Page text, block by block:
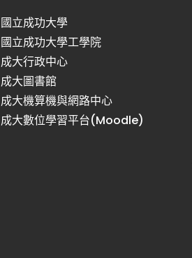
國立成功大學
國立成功大學工學院
成大行政中心
成大圖書館
成大機算機與網路中心
成大數位學習平台(Moodle)